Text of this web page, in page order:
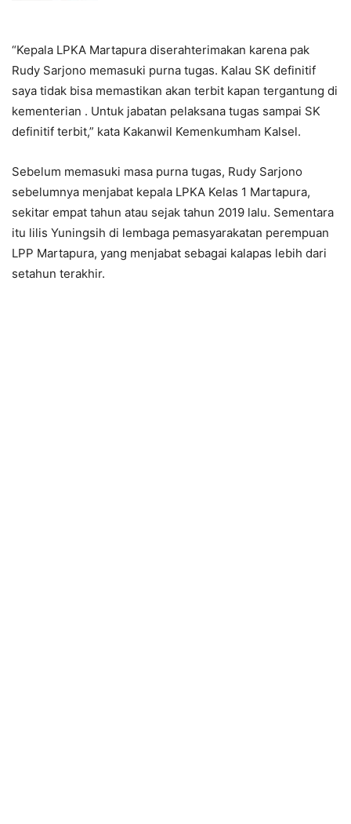
“Kepala LPKA Martapura diserahterimakan karena pak
Rudy Sarjono memasuki purna tugas. Kalau SK definitif
saya tidak bisa memastikan akan terbit kapan tergantung di
kementerian . Untuk jabatan pelaksana tugas sampai SK
definitif terbit,” kata Kakanwil Kemenkumham Kalsel.
Sebelum memasuki masa purna tugas, Rudy Sarjono
sebelumnya menjabat kepala LPKA Kelas 1 Martapura,
sekitar empat tahun atau sejak tahun 2019 lalu. Sementara
itu lilis Yuningsih di lembaga pemasyarakatan perempuan
LPP Martapura, yang menjabat sebagai kalapas lebih dari
setahun terakhir.